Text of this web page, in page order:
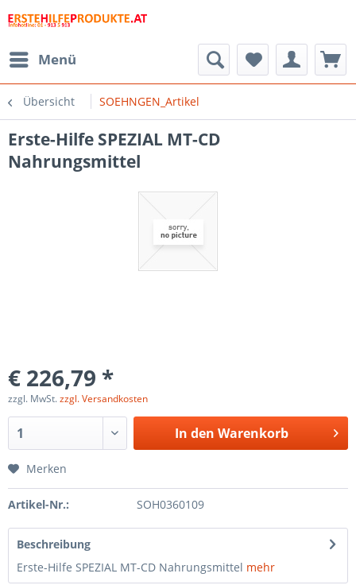
Menü
Übersicht SOEHNGEN_Artikel
Erste-Hilfe SPEZIAL MT-CD
Nahrungsmittel
€ 226,79 *
zzgl. MwSt.zzgl. Versandkosten
In den Warenkorb
Merken
Artikel-Nr.: SOH0360109
Beschreibung
Erste-Hilfe SPEZIAL MT-CD Nahrungsmittel mehr